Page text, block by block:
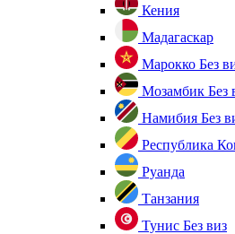
Кения
Мадагаскар
Марокко Без
Мозамбик Без
Намибия Без
Республика
Руанда
Танзания
Тунис Без виз